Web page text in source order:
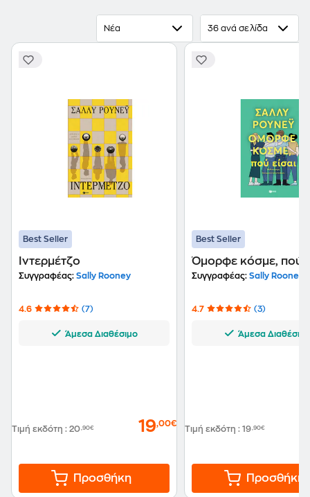
Telegraph. Το 2018 εκδόθηκε το δεύτερο
συμπεριλήφθηκε στη μακρά λίστα για το Μan Booker
Prize, ενώ κέρδισε το βραβείο καλύτερου
Νέα 36 ανά σελίδα
Best Seller
Ιντερμέτζο
Συγγραφέας: Sally Rooney
4.6 (7)
Άμεσα Διαθέσιμο
Τιμή εκδότη : 20,90€ 19,00€
Προσθήκη
Best Seller
Όμορφε κόσμε, πού
Συγγραφέας: Sally Rooney
4.7 (3)
Άμεσα Διαθέσιμο
Τιμή εκδότη : 19,90€
Προσθήκη